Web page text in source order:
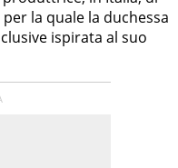
la quale la duchessa
ispirata al suo